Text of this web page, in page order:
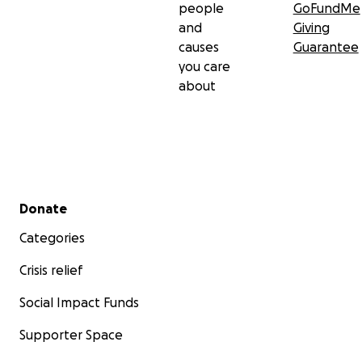
people
and
causes
you care
about
GoFundMe
Giving
Guarantee
Secondary menu
Donate
Categories
Crisis relief
Social Impact Funds
Supporter Space